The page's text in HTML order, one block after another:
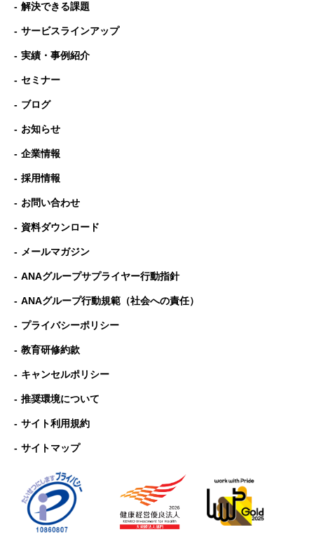
解決できる課題
サービスラインアップ
実績・事例紹介
セミナー
ブログ
お知らせ
企業情報
採用情報
お問い合わせ
資料ダウンロード
メールマガジン
ANAグループサプライヤー行動指針
ANAグループ⾏動規範（社会への責任）
プライバシーポリシー
教育研修約款
キャンセルポリシー
推奨環境について
サイト利用規約
サイトマップ